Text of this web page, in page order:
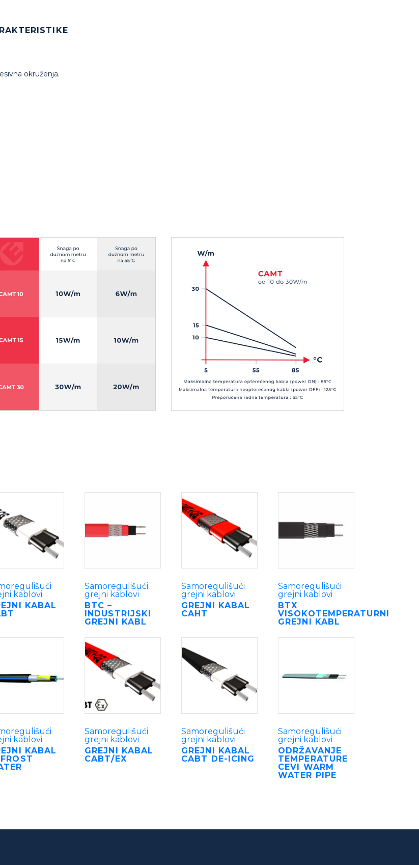
okruženja.
kablovi
KABAL
Samoregulišući
grejni kablovi
BTC –
INDUSTRIJSKI
GREJNI KABL
Samoregulišući
grejni kablovi
GREJNI KABAL
CAHT
Samoregulišući
grejni kablovi
BTX
VISOKOTEMPERATURNI
GREJNI KABL
kablovi
KABAL
Samoregulišući
grejni kablovi
GREJNI KABAL
CABT/EX
Samoregulišući
grejni kablovi
GREJNI KABAL
CABT DE-ICING
Samoregulišući
grejni kablovi
ODRŽAVANJE
TEMPERATURE
CEVI WARM
WATER PIPE